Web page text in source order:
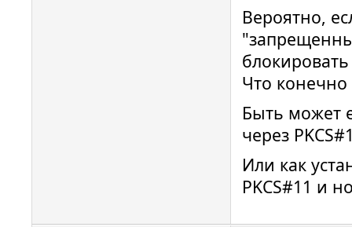
Вероятно,
Что
Быть может
через
Или как
PKCS#11 и